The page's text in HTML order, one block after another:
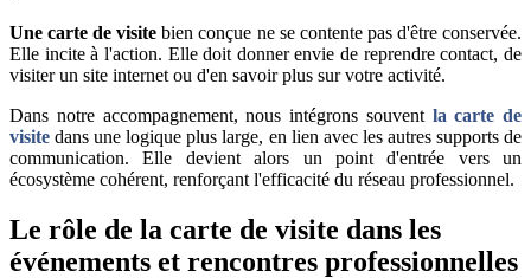
Une carte de visite bien conçue ne se contente pas d'être conservée.
Elle incite à l'action. Elle doit donner envie de reprendre contact, de
visiter un site internet ou d'en savoir plus sur votre activité.
Dans notre accompagnement, nous intégrons souvent la carte de
visite dans une logique plus large, en lien avec les autres supports de
communication. Elle devient alors un point d'entrée vers un
écosystème cohérent, renforçant l'efficacité du réseau professionnel.
Le rôle de la carte de visite dans les
événements et rencontres professionnelles